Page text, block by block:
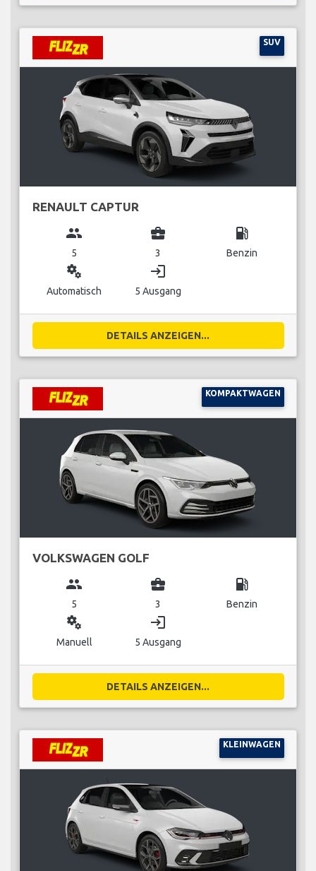
SUV
RENAULT CAPTUR
group
5
business_center
3
local_gas_station
Benzin
miscellaneous_services
Automatisch
login
5 Ausgang
DETAILS ANZEIGEN...
KOMPAKTWAGEN
VOLKSWAGEN GOLF
group
5
business_center
3
local_gas_station
Benzin
miscellaneous_services
Manuell
login
5 Ausgang
DETAILS ANZEIGEN...
KLEINWAGEN